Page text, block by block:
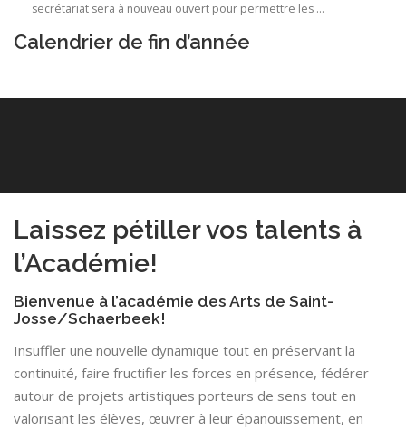
secrétariat sera à nouveau ouvert pour permettre les …
Calendrier de fin d’année
Laissez pétiller vos talents à
l’Académie!
Bienvenue à l’académie des Arts de Saint-
Josse/Schaerbeek!
Insuffler une nouvelle dynamique tout en préservant la
continuité, faire fructifier les forces en présence, fédérer
autour de projets artistiques porteurs de sens tout en
valorisant les élèves, œuvrer à leur épanouissement, en